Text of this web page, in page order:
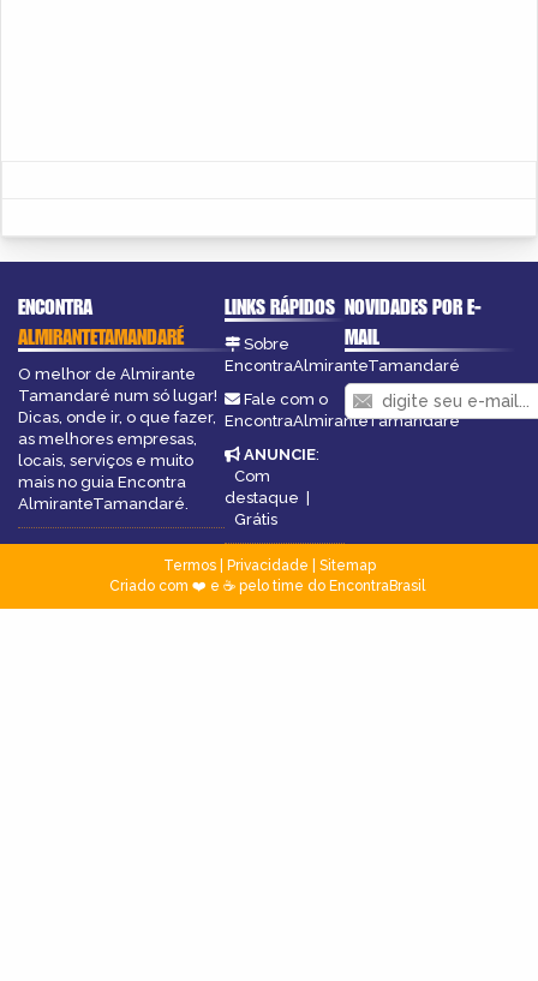
ENCONTRA
ALMIRANTETAMANDARÉ
O melhor de Almirante
Tamandaré num só lugar!
Dicas, onde ir, o que fazer,
as melhores empresas,
locais, serviços e muito
mais no guia Encontra
AlmiranteTamandaré.
LINKS RÁPIDOS
Sobre
EncontraAlmiranteTamandaré
Fale com o
EncontraAlmiranteTamandaré
ANUNCIE:
Com
destaque |
Grátis
NOVIDADES POR E-
MAIL
Termos| Privacidade
Sitemap
Criado com ❤️ e ☕ pelo time do EncontraBrasil